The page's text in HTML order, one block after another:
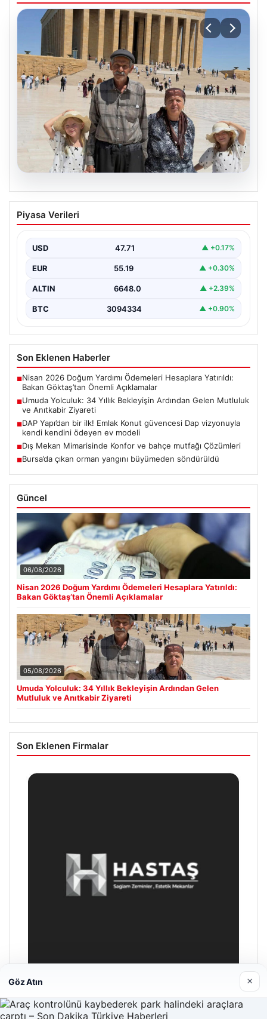
Umuda Yolculuk: 34 Yıllık Bekleyişin
Ardından Gelen Mutluluk ve Anıtkabir
Adıyaman’da yaşayan Abuzer ve Zeynep Yıldırım çifti,
Piyasa Verileri
USD 47.71 ▲ +0.17%
EUR 55.19 ▲ +0.30%
ALTIN 6648.0 ▲ +2.39%
BTC 3094334 ▲ +0.90%
Son Eklenen Haberler
■Nisan 2026 Doğum Yardımı Ödemeleri Hesaplara Yatırıldı:
Bakan Göktaş’tan Önemli Açıklamalar
■Umuda Yolculuk: 34 Yıllık Bekleyişin Ardından Gelen Mutluluk
ve Anıtkabir Ziyareti
■DAP Yapı’dan bir ilk! Emlak Konut güvencesi Dap vizyonuyla
kendi kendini ödeyen ev modeli
■Dış Mekan Mimarisinde Konfor ve bahçe mutfağı Çözümleri
■Bursa’da çıkan orman yangını büyümeden söndürüldü
Güncel
06/08/2026
Nisan 2026 Doğum Yardımı Ödemeleri Hesaplara Yatırıldı:
Bakan Göktaş’tan Önemli Açıklamalar
05/08/2026
Umuda Yolculuk: 34 Yıllık Bekleyişin Ardından Gelen
Mutluluk ve Anıtkabir Ziyareti
Son Eklenen Firmalar
Hastaş Beton
Göz Atın ×